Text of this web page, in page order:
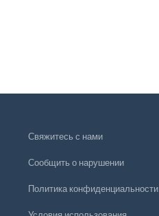
Свяжитесь с нами
Сообщить о нарушении
Политика конфиденциальности